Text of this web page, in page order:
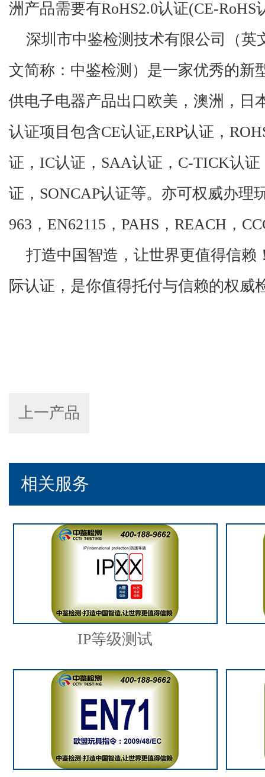
洲产品需要有RoHS2.0认证(CE-RoHS
深圳市中鉴检测技术有限公司（英
文简称：中鉴检测）是一家优秀的新
供电子电器产品出口欧美，澳洲，日
认证项目包含CE认证,ERP认证，
证，IC认证，SAA认证，C-TICK认证
证，SONCAP认证等。亦可权威办理
963，EN62115，PAHS，REACH，
打造中国智造，让世界更值得信赖
际认证，是你值得托付与信赖的权威
上一产品
相关服务
IP等级测试